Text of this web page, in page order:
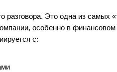
разговора. Это одна из
особенно в
с: